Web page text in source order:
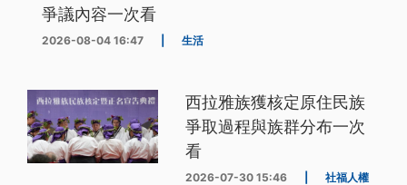
爭議內容一次看
2026-08-04 16:47 生活
西拉雅族獲核定原住民族
爭取過程與族群分布一次
看
2026-07-30 15:46 社福人權